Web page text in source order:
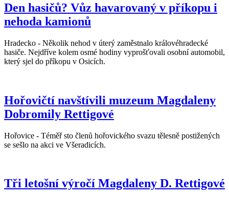
Den hasičů? Vůz havarovaný v příkopu i
nehoda kamionů
Hradecko - Několik nehod v úterý zaměstnalo královéhradecké
hasiče. Nejdříve kolem osmé hodiny vyprošťovali osobní automobil,
který sjel do příkopu v Osicích.
Hořovičtí navštívili muzeum Magdaleny
Dobromily Rettigové
Hořovice - Téměř sto členů hořovického svazu tělesně postižených
se sešlo na akci ve Všeradicích.
Tři letošní výročí Magdaleny D. Rettigové